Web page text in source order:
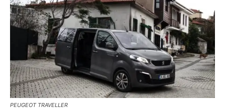
PEUGEOT TRAVELLER